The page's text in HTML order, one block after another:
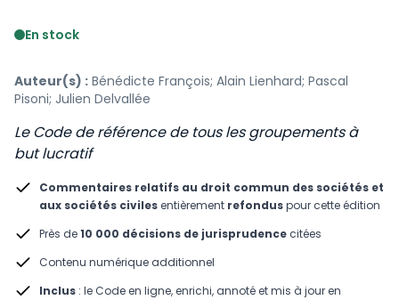
En stock
Auteur(s) : Bénédicte François; Alain Lienhard; Pascal
Pisoni; Julien Delvallée
Le Code de référence de tous les groupements à
but lucratif
Commentaires relatifs au droit commun des sociétés et
aux sociétés civilesentièrement refonduspour cette édition
Près de10 000 décisions de jurisprudence citées
Contenu numérique additionnel
Inclus : le Code en ligne, enrichi, annoté et mis à jour en